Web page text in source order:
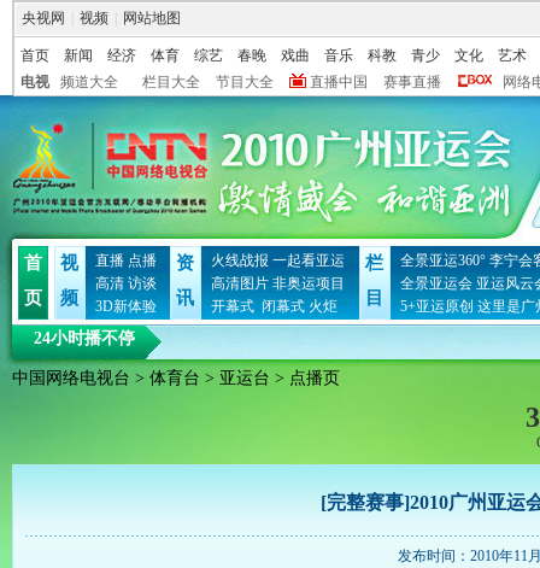
央视网 视频 网站地图
首页 新闻 经济 体育 综艺 春晚 戏曲 音乐 科教 青少 文化
艺术
电视
频道大全 栏目大全 节目大全 直播中国 赛事直播 网络
首
页
视
频
直播 点播
高清 访谈
3D新体验
资
讯
火线战报 一起看亚运
高清图片 非奥运项目
开幕式 闭幕式 火炬
栏
目
全景亚运360° 李宁会
全景亚运会 亚运风云
5+亚运原创 这里是广
24小时播不停
中国网络电视台 > 体育台 > 亚运台 > 点播页
[完整赛事]2010广州亚运
发布时间：2010年11